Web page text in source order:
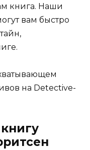
книга. Наши
вам быстро
на Detective-